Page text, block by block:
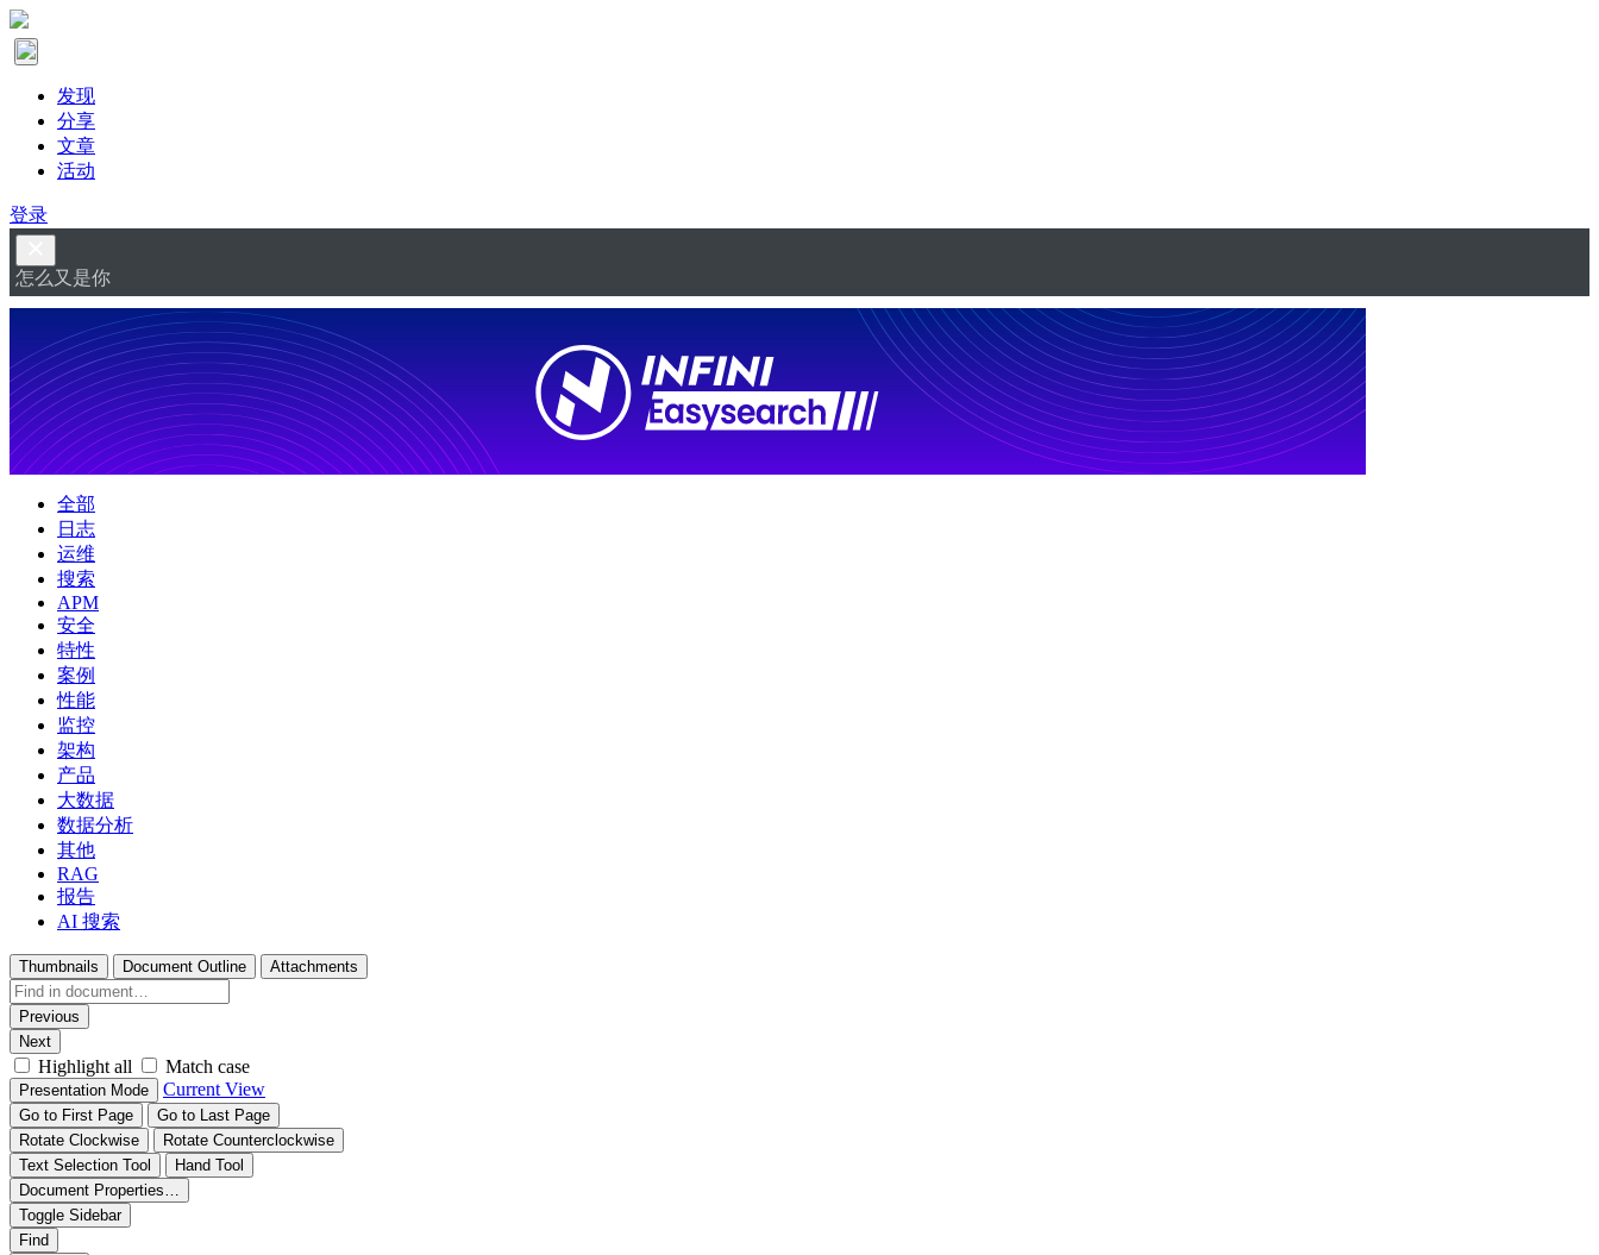
发现
分享
文章
活动
登录
怎么又是你
全部
日志
运维
搜索
APM
安全
特性
案例
性能
监控
架构
产品
大数据
数据分析
其他
RAG
报告
AI 搜索
Thumbnails Document Outline Attachments
Previous
Next
Highlight all Match case
Presentation Mode Current View
Go to First Page
Go to Last Page
Rotate Clockwise
Rotate Counterclockwise
Text Selection Tool
Hand Tool
Document Properties…
Toggle Sidebar
Find